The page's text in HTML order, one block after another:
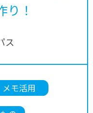
り！
ス
メモ活用